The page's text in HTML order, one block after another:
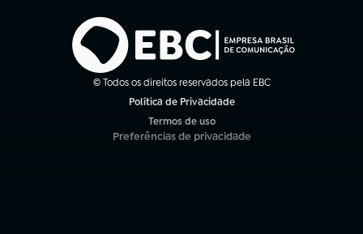
© Todos os direitos reservados pela EBC
Política de Privacidade
Termos de uso
(abre em nova aba)
Preferências de privacidade